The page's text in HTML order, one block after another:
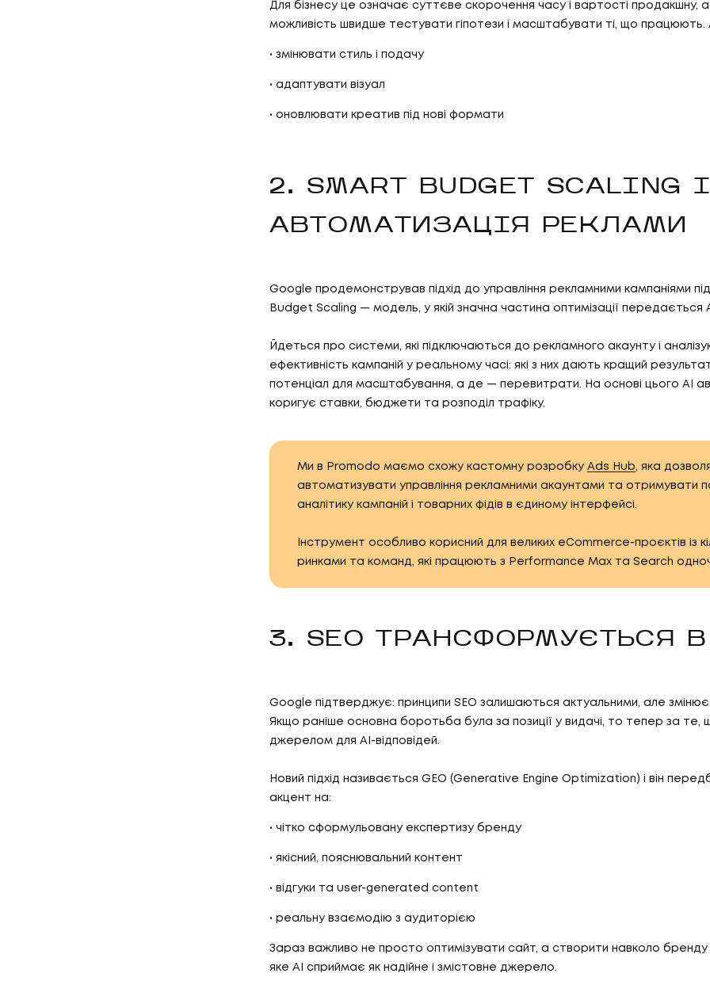
Для бізнесу це означає суттєве скорочення часу і вартості продакшну,
можливість швидше тестувати гіпотези і масштабувати ті, що працюють.
змінювати стиль і подачу
адаптувати візуал
оновлювати креатив під нові формати
2. SMART BUDGET SCALING І
АВТОМАТИЗАЦІЯ РЕКЛАМИ
Google продемонстрував підхід до управління рекламними кампаніями
Budget Scaling — модель, у якій значна частина оптимізації передається
Йдеться про системи, які підключаються до рекламного акаунту і
ефективність кампаній у реальному часі: які з них дають кращий
потенціал для масштабування, а де — перевитрати. На основі цього AI
коригує ставки, бюджети та розподіл трафіку.
Ми в Promodo маємо схожу кастомну розробку Ads Hub, яка
автоматизувати управління рекламними акаунтами та отримувати
аналітику кампаній і товарних фідів в єдиному інтерфейсі.
Інструмент особливо корисний для великих eCommerce-проєктів із
ринками та команд, які працюють з Performance Max та Search
3. SEO ТРАНСФОРМУЄТЬСЯ В
Google підтверджує: принципи SEO залишаються актуальними, але
Якщо раніше основна боротьба була за позиції у видачі, то тепер за те,
джерелом для AI-відповідей.
Новий підхід називається GEO (Generative Engine Optimization) і він
акцент на:
чітко сформульовану експертизу бренду
якісний, пояснювальний контент
відгуки та user-generated content
реальну взаємодію з аудиторією
Зараз важливо не просто оптимізувати сайт, а створити навколо
яке AI сприймає як надійне і змістовне джерело.
ПОСЛУГИ
ПОСЛУГИ
КЕЙСИ
КЕЙСИ
БЛОГ
КЛІЄНТИ
КЛІЄНТИ
ПРО НАС